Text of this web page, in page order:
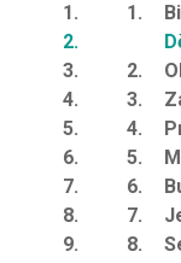
1.
2.
3.
4.
5.
6.
7.
8.
9.
1.
2.
3.
4.
5.
6.
7.
8.